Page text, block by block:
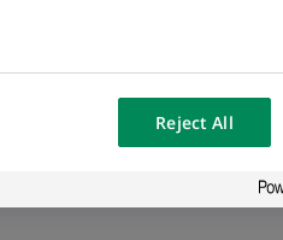
Reject All